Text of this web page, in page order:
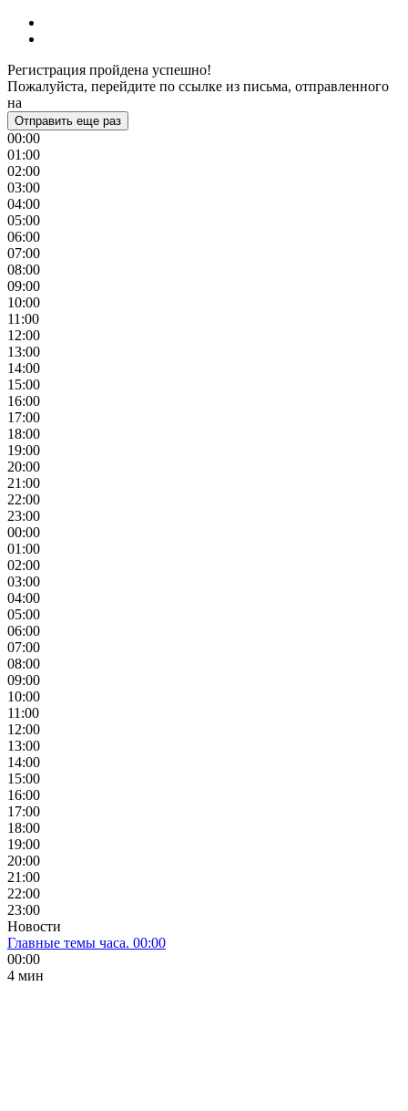
Регистрация пройдена успешно!
Пожалуйста, перейдите по ссылке из письма, отправленного
на
Отправить еще раз
00:00
01:00
02:00
03:00
04:00
05:00
06:00
07:00
08:00
09:00
10:00
11:00
12:00
13:00
14:00
15:00
16:00
17:00
18:00
19:00
20:00
21:00
22:00
23:00
00:00
01:00
02:00
03:00
04:00
05:00
06:00
07:00
08:00
09:00
10:00
11:00
12:00
13:00
14:00
15:00
16:00
17:00
18:00
19:00
20:00
21:00
22:00
23:00
Новости
Главные темы часа. 00:00
00:00
4 мин